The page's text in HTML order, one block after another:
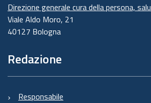
Direzione generale cura della persona,
Viale Aldo Moro, 21
40127 Bologna
Redazione
Responsabile